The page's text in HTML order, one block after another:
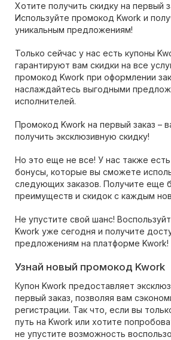
Хотите получить скидку на первый
Используйте промокод Kwork и
уникальным предложениям!
Только сейчас у нас есть купоны
гарантируют вам скидки на все
промокод Kwork при оформлении
наслаждайтесь выгодными
исполнителей.
Промокод Kwork на первый заказ –
получить эксклюзивную скидку!
Но это еще не все! У нас также
бонусы, которые вы сможете
следующих заказов. Получите еще
преимуществ и скидок с каждым
Не упустите свой шанс!
Kwork уже сегодня и получите
предложениям на платформе Kwork!
Узнай новый промокод Kwork
Купон Kwork предоставляет
первый заказ, позволяя вам
регистрации. Так что, если вы
путь на Kwork или хотите
не упустите возможность